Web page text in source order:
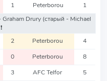
1 Peterborou
1
Graham Drury (старый - Michael
❗️
2 Peterborou 4
0 Peterborou 8
3 AFC Telfor 5